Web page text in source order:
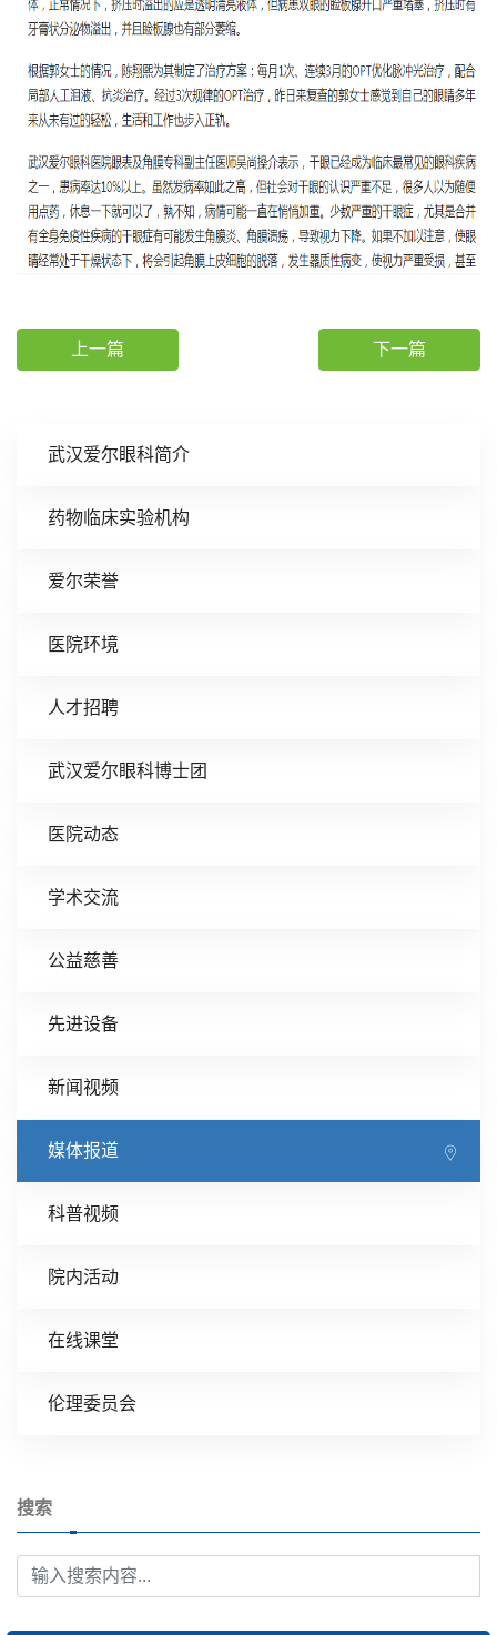
武汉爱尔眼科简介
药物临床实验机构
爱尔荣誉
医院环境
人才招聘
武汉爱尔眼科博士团
医院动态
学术交流
公益慈善
先进设备
新闻视频
媒体报道
科普视频
院内活动
在线课堂
伦理委员会
搜索
上一篇 下一篇